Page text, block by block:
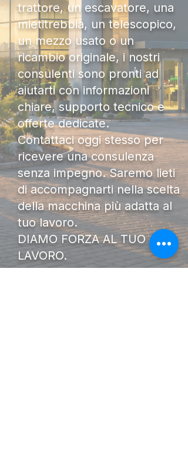
trattore, un escavatore, una
mietitrebbia, un telescopico,
un mezzo usato o un
ricambio originale, i nostri
consulenti sono pronti ad
aiutarti con informazioni
chiare, supporto tecnico e
offerte dedicate.
Contattaci oggi stesso per
ricevere una consulenza
senza impegno. Saremo lieti
di accompagnarti nella scelta
della macchina più adatta al
tuo lavoro.
DIAMO FORZA AL TUO
LAVORO.